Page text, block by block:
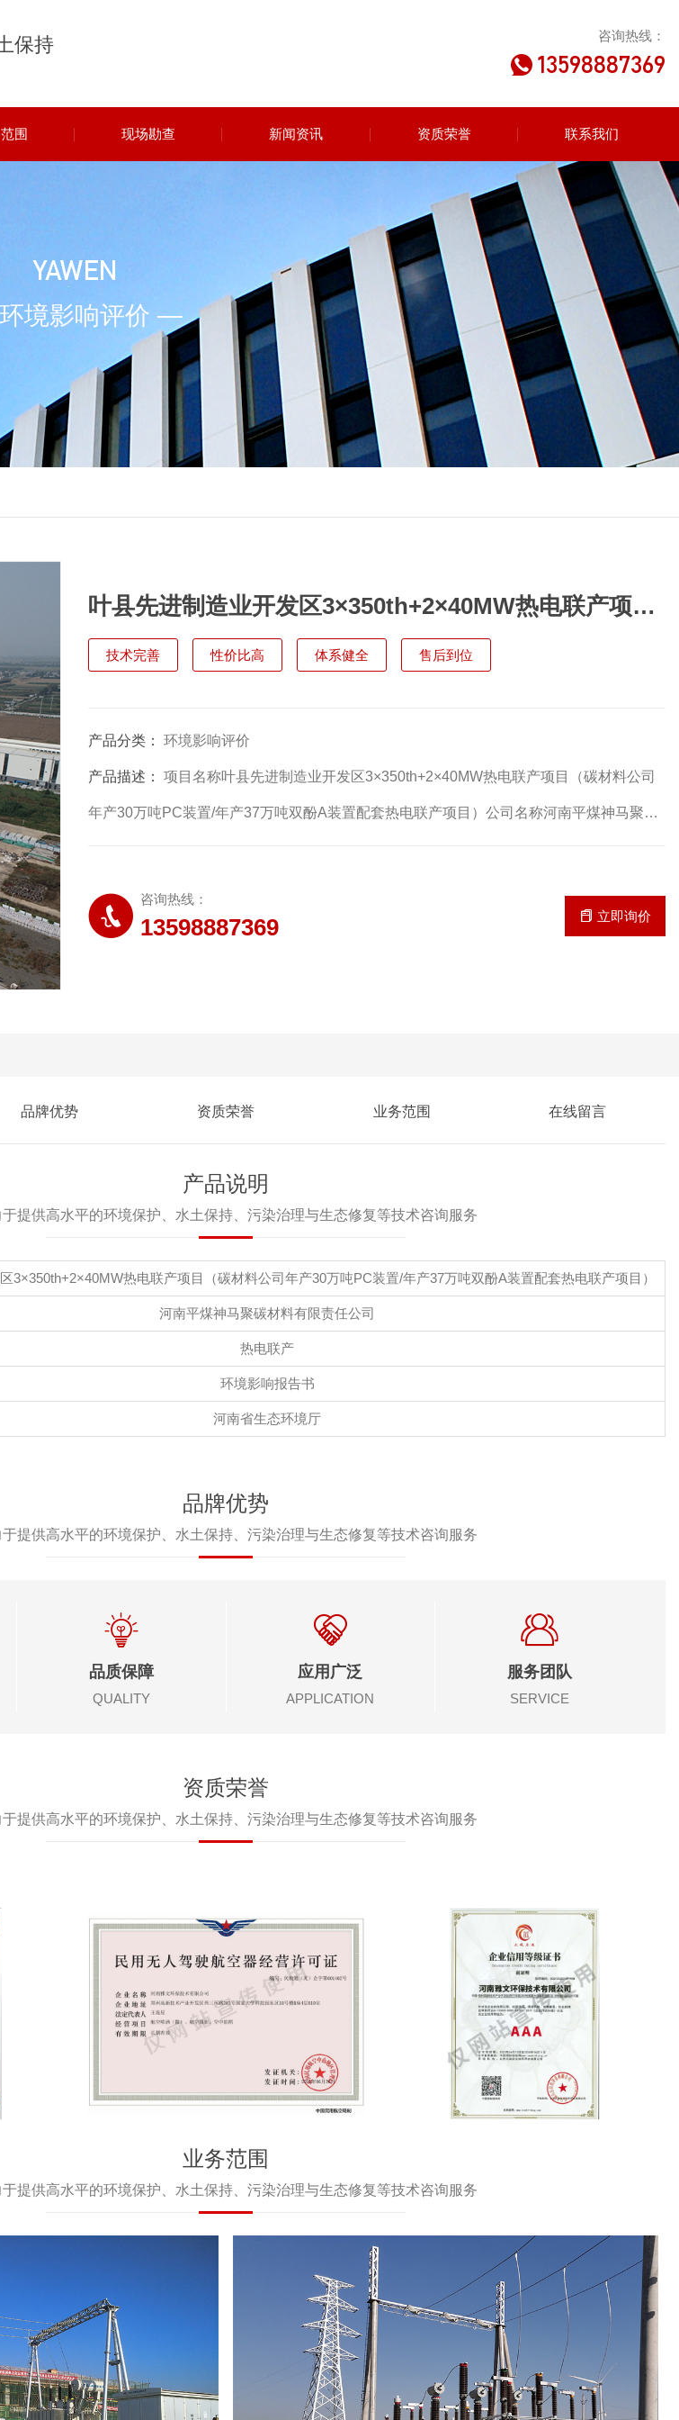
保持 咨询热线：
13598887369
围 现场勘查 新闻资讯 资质荣誉 联系我们
YAWEN
境影响评价 —
叶县先进制造业开发区3×350th+2×40MW热电联产项目
（碳材料公司年产30万吨PC装置/年产37万吨双酚A装置
配套热电联产项目）环境影响报告书
技术完善 性价比高 体系健全 售后到位
产品分类： 环境影响评价
产品描述： 项目名称叶县先进制造业开发区3×350th+2×40MW热电联产项目（碳材料公司
年产30万吨PC装置/年产37万吨双酚A装置配套热电联产项目）公司名称河南平煤神马聚碳
咨询热线：
13598887369 立即询价
品牌优势 资质荣誉 业务范围 在线留言
产品说明
提供高水平的环境保护、水土保持、污染治理与生态修复等技术咨询服务
3×350th+2×40MW热电联产项目（碳材料公司年产30万吨PC装置/年产37万吨双酚A装置配套热电联产项目）
河南平煤神马聚碳材料有限责任公司
热电联产
环境影响报告书
河南省生态环境厅
品牌优势
提供高水平的环境保护、水土保持、污染治理与生态修复等技术咨询服务
品质保障
QUALITY
应用广泛
APPLICATION
服务团队
SERVICE
资质荣誉
提供高水平的环境保护、水土保持、污染治理与生态修复等技术咨询服务
业务范围
提供高水平的环境保护、水土保持、污染治理与生态修复等技术咨询服务